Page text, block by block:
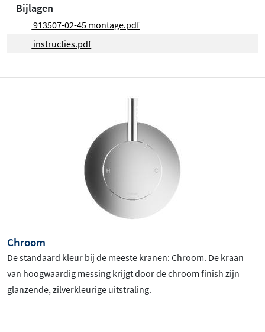
Bijlagen
913507-02-45 montage.pdf
instructies.pdf
Chroom
De standaard kleur bij de meeste kranen: Chroom. De kraan
van hoogwaardig messing krijgt door de chroom finish zijn
glanzende, zilverkleurige uitstraling.